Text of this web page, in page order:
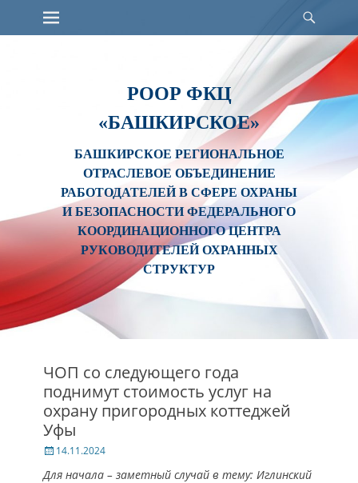
Skip
Primary Menu
РООР ФКЦ
«БАШКИРСКОЕ»
БАШКИРСКОЕ РЕГИОНАЛЬНОЕ
ОТРАСЛЕВОЕ ОБЪЕДИНЕНИЕ
РАБОТОДАТЕЛЕЙ В СФЕРЕ ОХРАНЫ
И БЕЗОПАСНОСТИ ФЕДЕРАЛЬНОГО
КООРДИНАЦИОННОГО ЦЕНТРА
РУКОВОДИТЕЛЕЙ ОХРАННЫХ
СТРУКТУР
ЧОП со следующего года
поднимут стоимость услуг на
охрану пригородных коттеджей
Уфы
Posted
14.11.2024
Для начала – заметный случай в тему: Иглинский